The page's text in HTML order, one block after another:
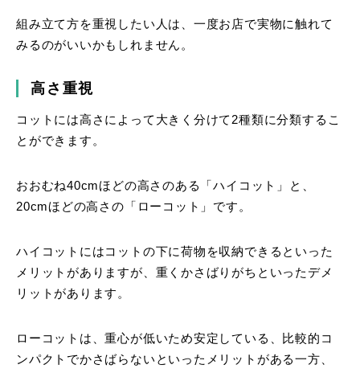
組み立て方を重視したい人は、一度お店で実物に触れて
みるのがいいかもしれません。
高さ重視
コットには高さによって大きく分けて2種類に分類するこ
とができます。
おおむね40cmほどの高さのある「ハイコット」と、
20cmほどの高さの「ローコット」です。
ハイコットにはコットの下に荷物を収納できるといった
メリットがありますが、重くかさばりがちといったデメ
リットがあります。
ローコットは、重心が低いため安定している、比較的コ
ンパクトでかさばらないといったメリットがある一方、